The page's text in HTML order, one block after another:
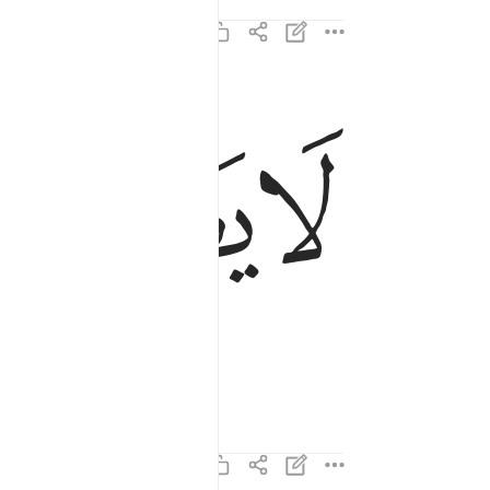
لَا يَصْلَىٰهَآ إِلَّا ٱلْأَشْقَى ١٥
ﱘﱙ